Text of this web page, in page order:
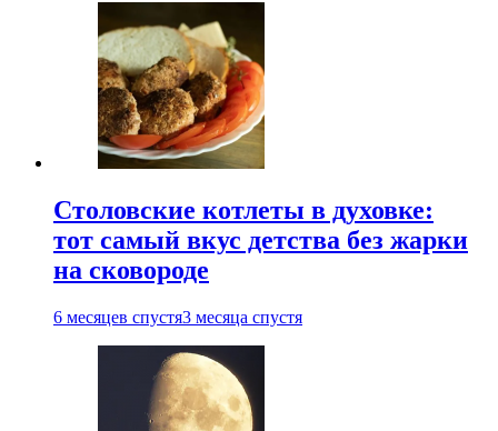
Столовские котлеты в духовке:
тот самый вкус детства без жарки
на сковороде
6 месяцев спустя3 месяца спустя